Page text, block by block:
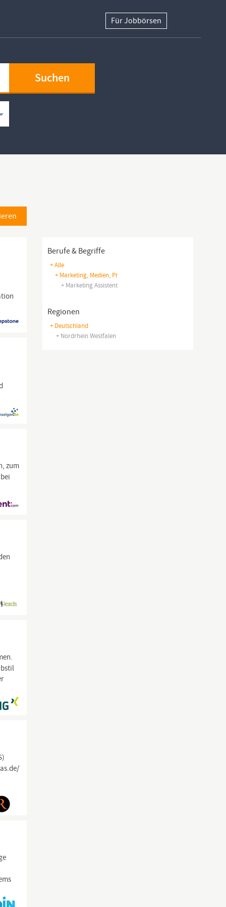
Für Jobbörsen
Berufe & Begriffe
+ Alle
+ Marketing, Medien, Pr
+ Marketing Assistent
Regionen
+ Deutschland
+ Nordrhein Westfalen
zum